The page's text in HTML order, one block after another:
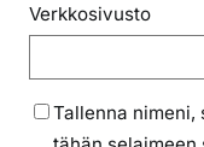
Verkkosivusto
Tallenna